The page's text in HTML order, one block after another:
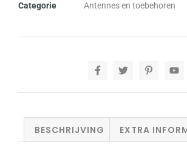
Categorie
Antennes en toebehoren
BESCHRIJVING EXTRA